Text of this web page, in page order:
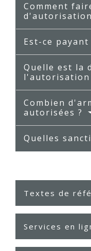
Comment
Est-ce payant
Quelle est la
l'autorisation
Combien
autorisées ?
Quelles
Textes de
Services en